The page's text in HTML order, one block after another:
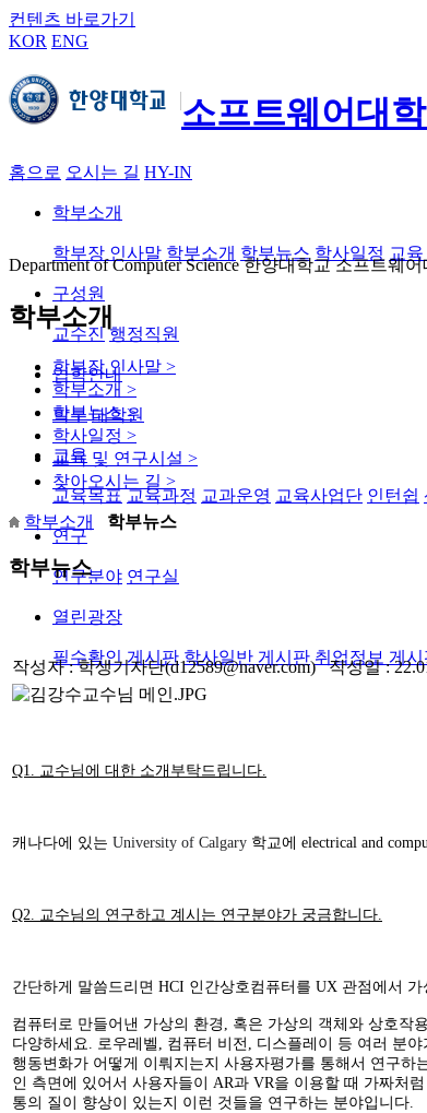
컨텐츠 바로가기
KOR ENG
소프트웨어대
홈으로 오시는 길 HY-IN
학부소개
학부장 인사말 학부소개 학부뉴스 학사일정 교
구성원
교수진 행정직원
입학안내
학부 대학원
교육
교육목표 교육과정 교과운영 교육사업단 인턴쉽
연구
연구분야 연구실
열린광장
필수확인 게시판 학사일반 게시판 취업정보 게시
Department of Computer Science 한양대학교 소프트웨
학부소개
학부장 인사말 >
학부소개 >
학부뉴스>
학사일정 >
교육 및 연구시설 >
찾아오시는 길 >
학부소개 학부뉴스
학부뉴스
작성자 : 학생기자단(d12589@naver.com) 작성일 :
Q1. 교수님에 대한 소개부탁드립니다.
캐나다에 있는 University of Calgary 학교에 electrical and
Q2. 교수님의 연구하고 계시는 연구분야가 궁금합니다.
간단하게 말씀드리면 HCI 인간상호컴퓨터를 UX 관점에서
컴퓨터로 만들어낸 가상의 환경, 혹은 가상의 객체와 상호작
다양하세요. 로우레벨, 컴퓨터 비전, 디스플레이 등 여러 분
행동변화가 어떻게 이뤄지는지 사용자평가를 통해서 연구
인 측면에 있어서 사용자들이 AR과 VR을 이용할 때 가짜처
통의 질이 향상이 있는지 이런 것들을 연구하는 분야입니다.